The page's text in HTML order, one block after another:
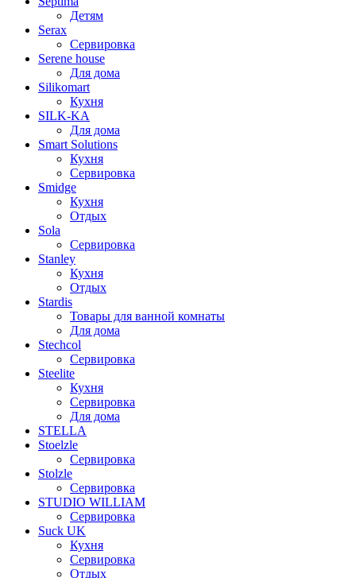
Детям
Serax
Сервировка
Serene house
Для дома
Silikomart
Кухня
SILK-KA
Для дома
Smart Solutions
Кухня
Сервировка
Smidge
Кухня
Отдых
Sola
Сервировка
Stanley
Кухня
Отдых
Stardis
Товары для ванной комнаты
Для дома
Stechcol
Сервировка
Steelite
Кухня
Сервировка
Для дома
STELLA
Stoelzle
Сервировка
Stolzle
Сервировка
STUDIO WILLIAM
Сервировка
Suck UK
Кухня
Сервировка
Отдых